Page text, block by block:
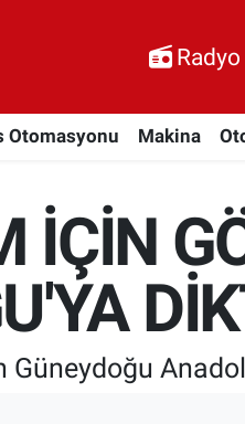
Radyo
Otomasyonu Makina
İÇİN
Güneydoğu